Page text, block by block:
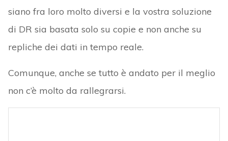
siano fra loro molto diversi e la vostra soluzione
di DR sia basata solo su copie e non anche su
repliche dei dati in tempo reale.
Comunque, anche se tutto è andato per il meglio
non c’è molto da rallegrarsi.